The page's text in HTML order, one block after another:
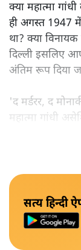
क्या महात्मा
ही अगस्त 1947
था? क्या
दिल्ली इसलिए
अंतिम रूप दिया
'द मर्डरर, द
महात्मा गांधी
सत्य हिन्दी